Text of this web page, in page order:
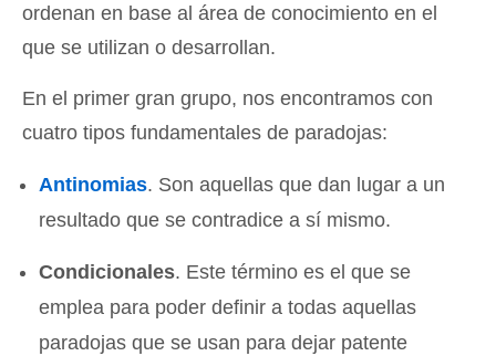
ordenan en base al área de conocimiento en el
que se utilizan o desarrollan.
En el primer gran grupo, nos encontramos con
cuatro tipos fundamentales de paradojas:
Antinomias. Son aquellas que dan lugar a un
resultado que se contradice a sí mismo.
Condicionales. Este término es el que se
emplea para poder definir a todas aquellas
paradojas que se usan para dejar patente